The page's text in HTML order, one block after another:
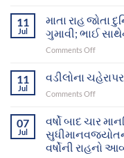
માનસિક
દિવ્યાંગો
સુધી
12
પોતાના
પરિવાર
11
Jul
માતા રાહ જોતા
ગુમાવી; ભાઈ
Comments Offon
રાહ
જોતા
ગયા,
પિતાએ
માનસિક
11
Jul
વડીલોના
Comments Offon
ચહેરાપર
ખીલ્યો
ભક્તિ
અને
07
Jul
વર્ષો બાદ ચાર
વર્ષોની રાહનો